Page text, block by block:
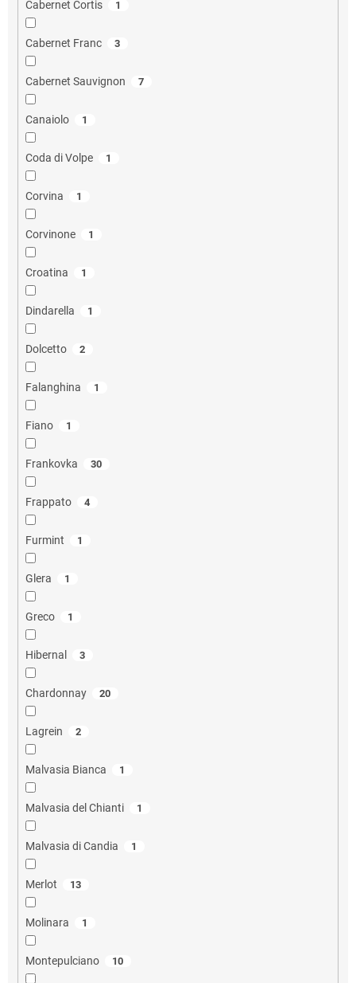
Cabernet Cortis 1
Cabernet Franc 3
Cabernet Sauvignon 7
Canaiolo 1
Coda di Volpe 1
Corvina 1
Corvinone 1
Croatina 1
Dindarella 1
Dolcetto 2
Falanghina 1
Fiano 1
Frankovka 30
Frappato 4
Furmint 1
Glera 1
Greco 1
Hibernal 3
Chardonnay 20
Lagrein 2
Malvasia Bianca 1
Malvasia del Chianti 1
Malvasia di Candia 1
Merlot 13
Molinara 1
Montepulciano 10